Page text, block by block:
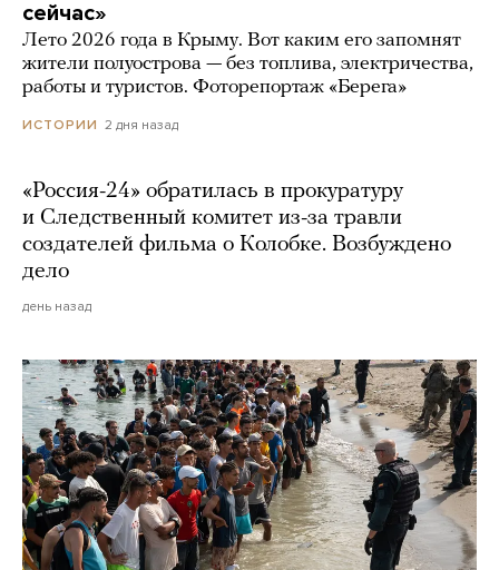
сейчас»
Лето 2026 года в Крыму. Вот каким его запомнят
жители полуострова — без топлива, электричества,
работы и туристов. Фоторепортаж «Берега»
ИСТОРИИ 2 дня назад
«Россия-24» обратилась в прокуратуру
и Следственный комитет из-за травли
создателей фильма о Колобке. Возбуждено
дело
день назад